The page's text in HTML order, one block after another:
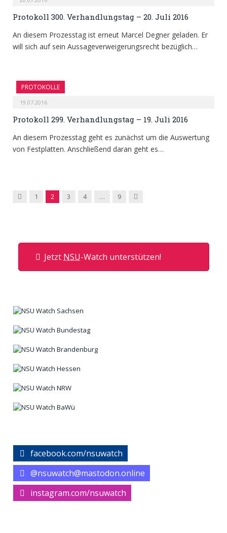
Protokoll 300. Verhandlungstag – 20. Juli 2016
An diesem Prozesstag ist erneut Marcel Degner geladen. Er
will sich auf sein Aussageverweigerungsrecht bezüglich…
PROTOKOLLE
19.07.2016
Protokoll 299. Verhandlungstag – 19. Juli 2016
An diesem Prozesstag geht es zunächst um die Auswertung
von Festplatten. Anschließend daran geht es…
Previous
1 2 3 4 … 9 Next
Jetzt NSU-Watch unterstützen!
facebook.com/nsuwatch
@nsuwatch@mastodon.online
instagram.com/nsuwatch